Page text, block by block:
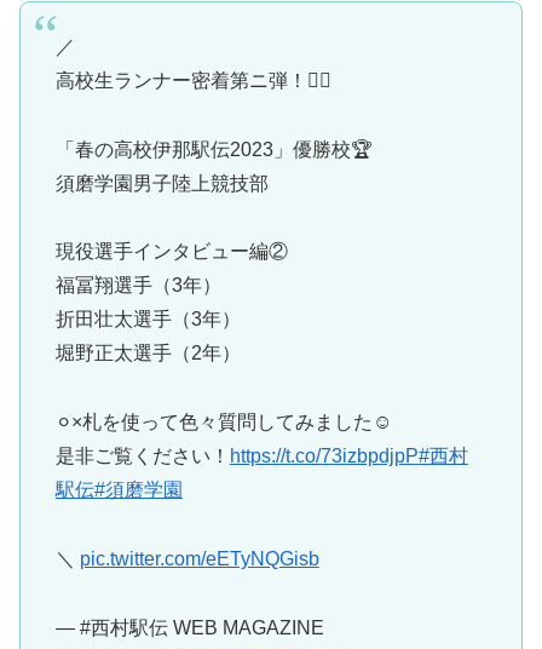
／
高校生ランナー密着第ニ弾！🏃‍♂️
「春の高校伊那駅伝2023」優勝校🏆
須磨学園男子陸上競技部
現役選手インタビュー編②
福冨翔選手（3年）
折田壮太選手（3年）
堀野正太選手（2年）
⚪︎×札を使って色々質問してみました☺️
是非ご覧ください！ https://t.co/73izbpdjpP#西村
駅伝#須磨学園
＼ pic.twitter.com/eETyNQGisb
— #西村駅伝 WEB MAGAZINE